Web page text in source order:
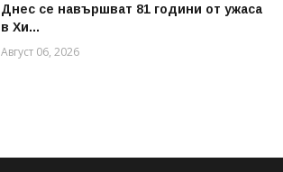
Днес се навършват 81 години от ужаса
в Хи...
Август 06, 2026